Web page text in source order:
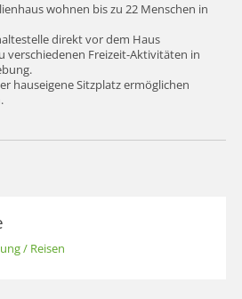
wohnen bis zu 22 Menschen in
direkt vor dem Haus
verschiedenen Freizeit-Aktivitäten in
hauseigene Sitzplatz ermöglichen
/ Reisen